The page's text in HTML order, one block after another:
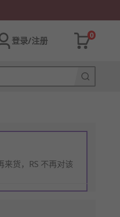
登录/注册
0
货，RS 不再对该